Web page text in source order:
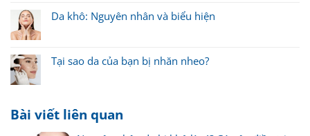
Da khô: Nguyên nhân và biểu hiện
Tại sao da của bạn bị nhăn nheo?
Bài viết liên quan